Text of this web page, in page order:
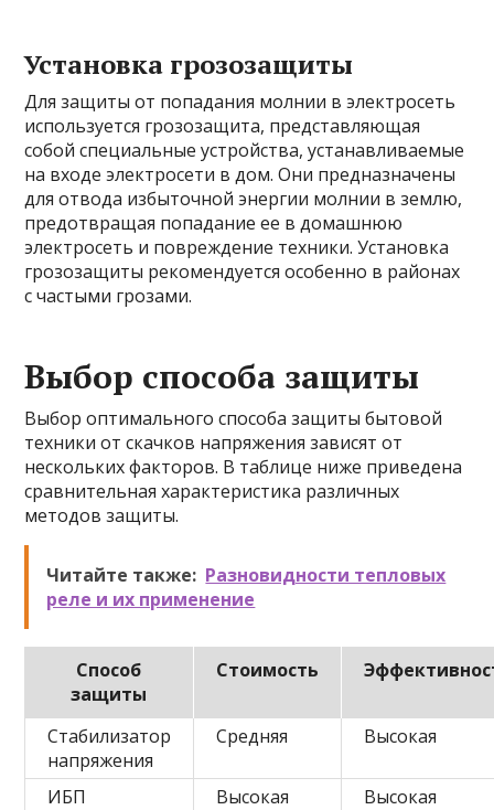
Установка грозозащиты
Для защиты от попадания молнии в электросеть
используется грозозащита, представляющая
собой специальные устройства, устанавливаемые
на входе электросети в дом. Они предназначены
для отвода избыточной энергии молнии в землю,
предотвращая попадание ее в домашнюю
электросеть и повреждение техники. Установка
грозозащиты рекомендуется особенно в районах
с частыми грозами.
Выбор способа защиты
Выбор оптимального способа защиты бытовой
техники от скачков напряжения зависят от
нескольких факторов. В таблице ниже приведена
сравнительная характеристика различных
методов защиты.
Читайте также: Разновидности тепловых
реле и их применение
Способ
защиты
Стоимость
Стабилизатор
напряжения
Средняя Высокая
ИБП Высокая Высокая